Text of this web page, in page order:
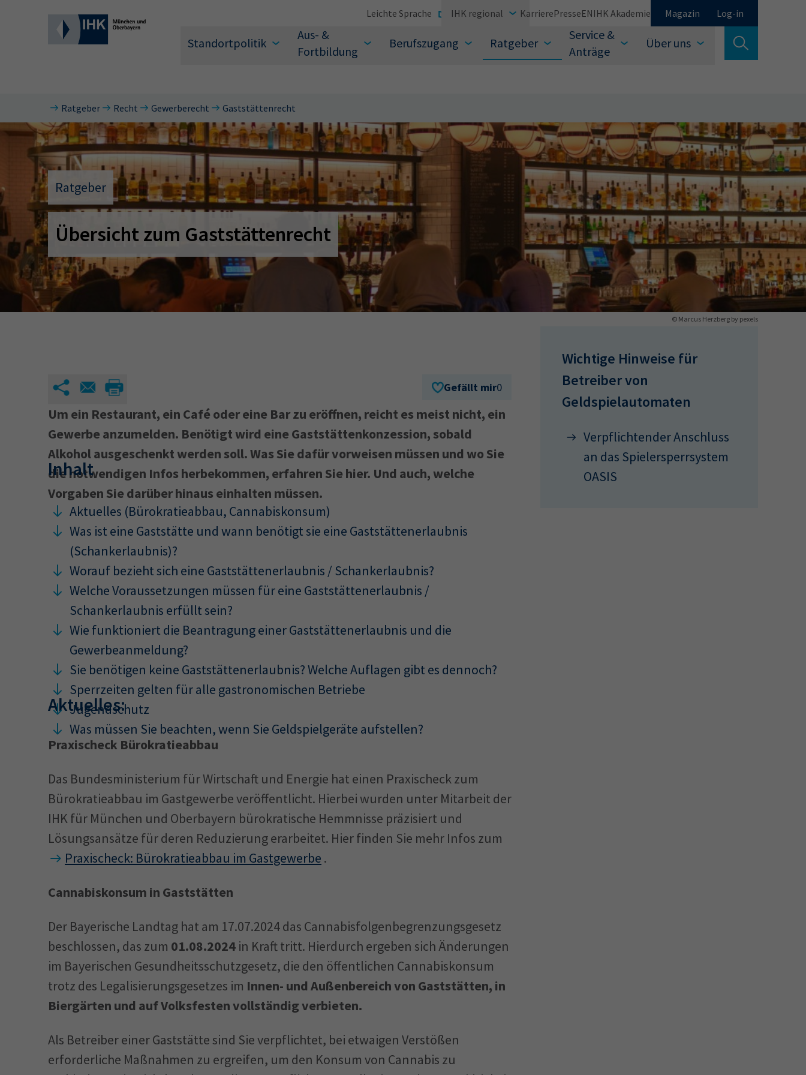
Standortpolitik
Aus- &
Fortbildung
Berufszugang Ratgeber
Service &
Anträge
Über uns
Leichte Sprache IHK regional KarrierePresseEN IHK Akademie Magazin Log-in
Suche verlassen
Wonach suchen Sie?
Suchen
Hier können Sie auch aus den meistgesuchten Begriffen vorauswählen
34a 34c Fachwirt AdA 34d
Prüfungstermine
Ratgeber Recht Gewerberecht Gaststättenrecht
Ratgeber
Übersicht zum Gaststättenrecht
© Marcus Herzberg by pexels
Gefällt mir0
Um ein Restaurant, ein Café oder eine Bar zu eröffnen, reicht es meist nicht, ein
Gewerbe anzumelden. Benötigt wird eine Gaststättenkonzession, sobald
Alkohol ausgeschenkt werden soll. Was Sie dafür vorweisen müssen und wo Sie
die notwendigen Infos herbekommen, erfahren Sie hier. Und auch, welche
Vorgaben Sie darüber hinaus einhalten müssen.
Inhalt
Aktuelles (Bürokratieabbau, Cannabiskonsum)
Was ist eine Gaststätte und wann benötigt sie eine Gaststättenerlaubnis
(Schankerlaubnis)?
Worauf bezieht sich eine Gaststättenerlaubnis / Schankerlaubnis?
Welche Voraussetzungen müssen für eine Gaststättenerlaubnis /
Schankerlaubnis erfüllt sein?
Wie funktioniert die Beantragung einer Gaststättenerlaubnis und die
Gewerbeanmeldung?
Sie benötigen keine Gaststättenerlaubnis? Welche Auflagen gibt es dennoch?
Sperrzeiten gelten für alle gastronomischen Betriebe
Jugendschutz
Was müssen Sie beachten, wenn Sie Geldspielgeräte aufstellen?
Aktuelles:
Praxischeck Bürokratieabbau
Das Bundesministerium für Wirtschaft und Energie hat einen Praxischeck zum
Bürokratieabbau im Gastgewerbe veröffentlicht. Hierbei wurden unter Mitarbeit der
IHK für München und Oberbayern bürokratische Hemmnisse präzisiert und
Lösungsansätze für deren Reduzierung erarbeitet. Hier finden Sie mehr Infos zum
Praxischeck: Bürokratieabbau im Gastgewerbe .
Cannabiskonsum in Gaststätten
Der Bayerische Landtag hat am 17.07.2024 das Cannabisfolgenbegrenzungsgesetz
beschlossen, das zum 01.08.2024 in Kraft tritt. Hierdurch ergeben sich Änderungen
im Bayerischen Gesundheitsschutzgesetz, die den öffentlichen Cannabiskonsum
trotz des Legalisierungsgesetzes im Innen- und Außenbereich von Gaststätten, in
Biergärten und auf Volksfesten vollständig verbieten.
Als Betreiber einer Gaststätte sind Sie verpflichtet, bei etwaigen Verstößen
erforderliche Maßnahmen zu ergreifen, um den Konsum von Cannabis zu
Wichtige Hinweise für
Betreiber von
Geldspielautomaten
Verpflichtender Anschluss
an das Spielersperrsystem
OASIS